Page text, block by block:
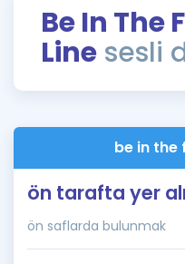
ÖSYM Sınav
Kampanyalar
İngilizce Gramer
Be In The
Line sesli
be in
ön tarafta yer
ön saflarda bulunmak